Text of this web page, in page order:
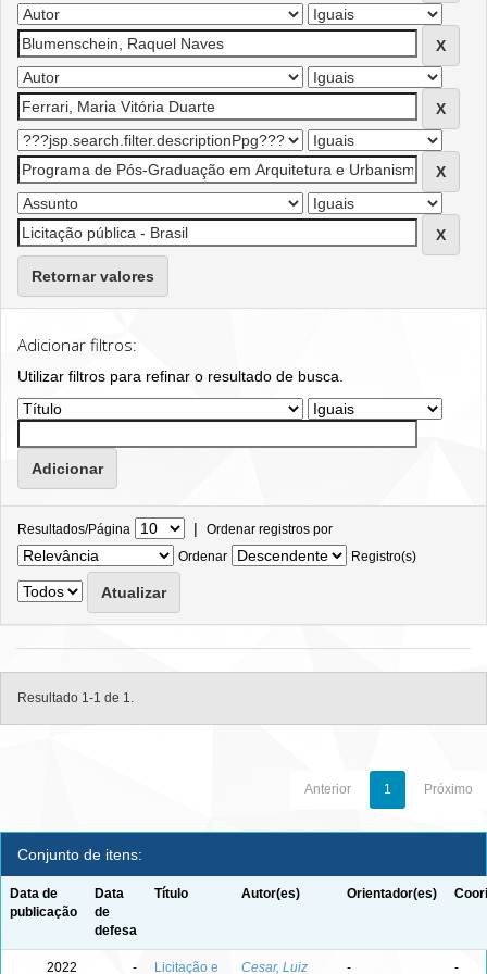
Retornar valores
Adicionar filtros:
Utilizar filtros para refinar o resultado de busca.
Resultados/Página | Ordenar registros por
Ordenar
Registro(s)
Resultado 1-1 de 1.
Anterior 1 Próximo
Conjunto de itens:
Data de
publicação
Data
de
defesa
Título Autor(es) Orientador(es)
2022 -
Licitação e
Cesar, Luiz
- -